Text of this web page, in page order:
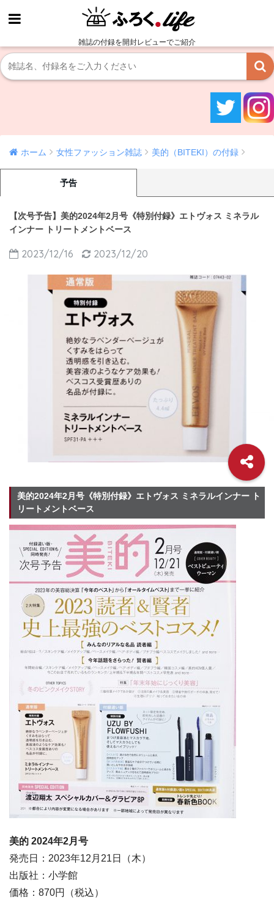
雑誌の付録を開封レビューでご紹介
ホーム 女性ファッション雑誌 美的（BITEKI）の付録
予告
【次号予告】美的2024年2月号《特別付録》エトヴォス ミネラル
インナー トリートメントベース
2023/12/16 2023/12/20
美的2024年2月号《特別付録》エトヴォス ミネラルインナー ト
リートメントベース
美的 2024年2月号
発売日：2023年12月21日（木）
出版社：小学館
価格：870円（税込）